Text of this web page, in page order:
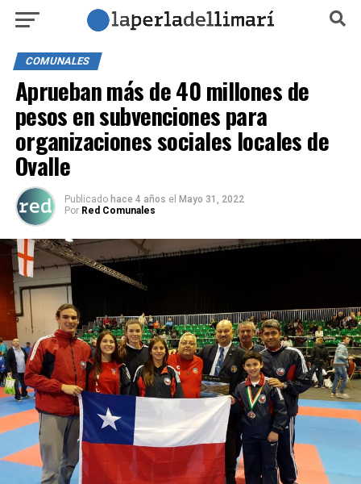
COMUNALES
Aprueban más de 40 millones de
pesos en subvenciones para
organizaciones sociales locales de
Ovalle
Publicado hace 4 años el Mayo 31, 2022
Por Red Comunales